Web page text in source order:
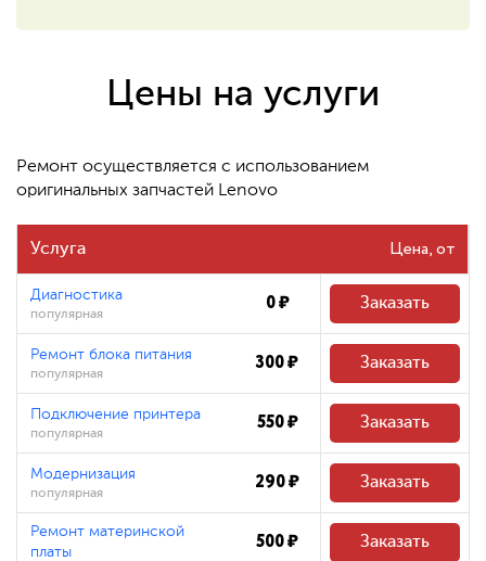
Цены на услуги
Ремонт осуществляется с использованием
оригинальных запчастей Lenovo
Услуга Цена
Диагностика
популярная 0 ₽ Заказать
Ремонт блока питания
популярная 300 ₽ Заказать
Подключение принтера
популярная 550 ₽ Заказать
Модернизация
популярная 290 ₽ Заказать
Ремонт материнской
платы
500 ₽ Заказать